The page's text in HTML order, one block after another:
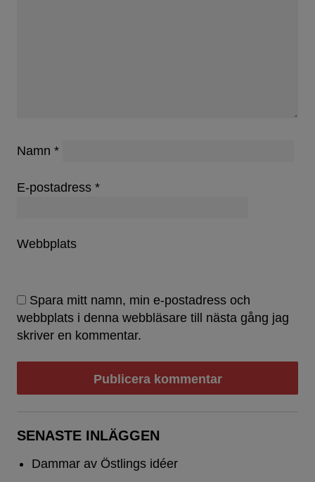
Namn *
E-postadress *
Webbplats
Spara mitt namn, min e-postadress och
webbplats i denna webbläsare till nästa gång jag
skriver en kommentar.
SENASTE INLÄGGEN
Dammar av Östlings idéer